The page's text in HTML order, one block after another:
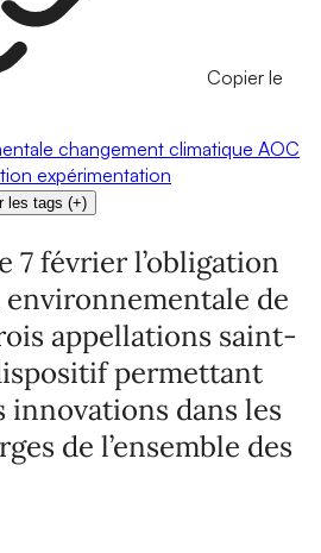
Copier le
changement climatique AOC
expérimentation
les tags (+)
7 février l’obligation
de
appellations saint-
permettant
innovations dans les
de l’ensemble des